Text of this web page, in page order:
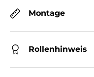
Montage
Rollenhinweis